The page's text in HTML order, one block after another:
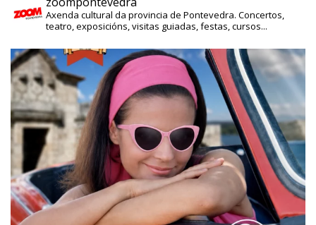
Axenda cultural da provincia de Pontevedra. Concertos,
teatro, exposicións, visitas guiadas, festas, cursos...